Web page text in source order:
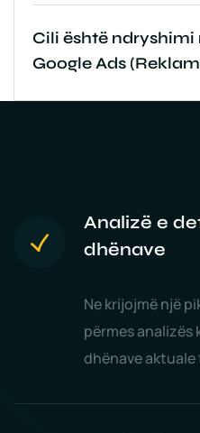
Cili është ndryshimi
Google Ads
Analizë e
dhënave
Ne krijojmë një
përmes analizës
dhënave